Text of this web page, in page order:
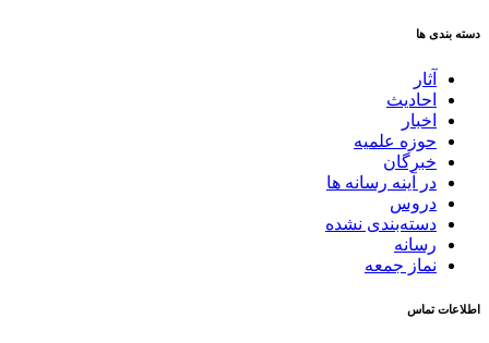
دسته بندی ها
آثار
احادیث
اخبار
حوزه علمیه
خبرگان
در آینه رسانه ها
دروس
دسته‌بندی نشده
رسانه
نماز جمعه
اطلاعات تماس